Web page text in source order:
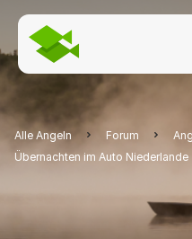
Alle Angeln Forum
Übernachten im Auto Niederlande